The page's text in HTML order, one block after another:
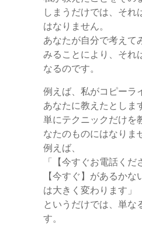
しまうだけでは、それ
はなりません。
あなたが自分で考えて
みることにより、それ
なるのです。
例えば、私がコピーラ
あなたに教えたとしま
単にテクニックだけを
なたのものにはなりま
例えば、
「【今すぐお電話く
【今すぐ】があるか
は大きく変わります」
というだけでは、単な
す。